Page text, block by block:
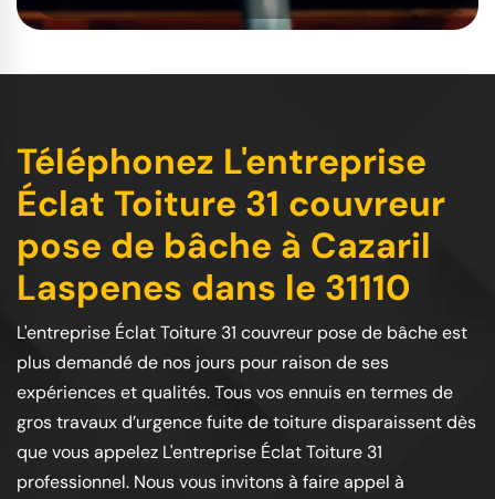
Téléphonez L'entreprise
Éclat Toiture 31 couvreur
pose de bâche à Cazaril
Laspenes dans le 31110
L'entreprise Éclat Toiture 31 couvreur pose de bâche est
plus demandé de nos jours pour raison de ses
expériences et qualités. Tous vos ennuis en termes de
gros travaux d’urgence fuite de toiture disparaissent dès
que vous appelez L'entreprise Éclat Toiture 31
professionnel. Nous vous invitons à faire appel à